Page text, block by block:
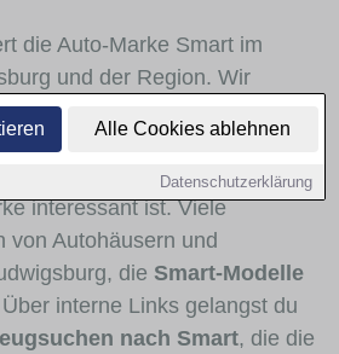
Alle Cookies ablehnen
Datenschutzerklärung
die Auto-Marke Smart im
und der Region. Wir
Fahrzeugklassen Smart stark
häufig im Stadt-
sehen sind und für welche
interessant ist. Viele
von Autohäusern und
die Smart-Modelle
interne Links gelangst du
nach Smart, die die